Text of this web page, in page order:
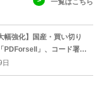
幅強化】国産・買い切り
PDForsell」、コード署名
ナンバー取得により信
日